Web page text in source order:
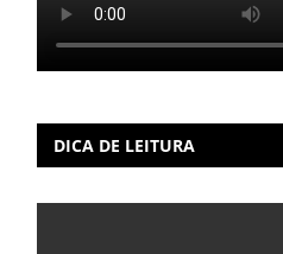
DICA DE LEITURA